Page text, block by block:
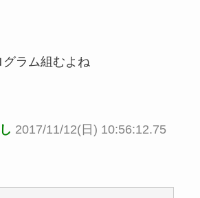
ラム組むよね
2017/11/12(日) 10:56:12.75